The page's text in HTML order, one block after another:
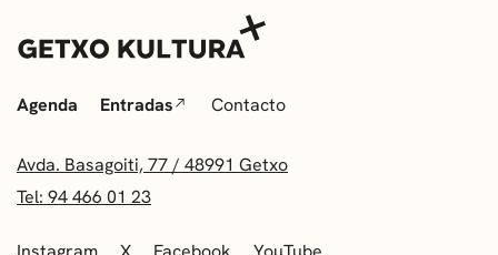
Agenda Entradas Contacto
Avda. Basagoiti, 77 / 48991 Getxo
Tel: 94 466 01 23